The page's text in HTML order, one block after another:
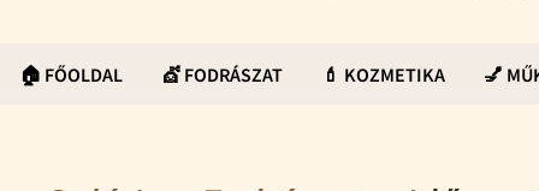
🏠 FŐOLDAL 💇 FODRÁSZAT 💄 KOZMETIKA 💅